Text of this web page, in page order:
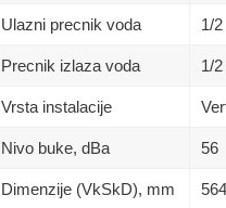
Ulazni precnik voda 1/2
Precnik izlaza voda 1/2
Vrsta instalacije
Nivo buke, dBa 56
Dimenzije (VkSkD), mm